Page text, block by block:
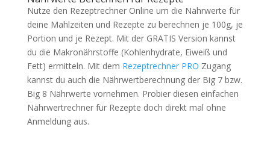
Nutze den Rezeptrechner Online um die Nährwerte für
deine Mahlzeiten und Rezepte zu berechnen je 100g, je
Portion und je Rezept. Mit der GRATIS Version kannst
du die Makronährstoffe (Kohlenhydrate, Eiweiß und
Fett) ermitteln. Mit dem Rezeptrechner PRO Zugang
kannst du auch die Nährwertberechnung der Big 7 bzw.
Big 8 Nährwerte vornehmen. Probier diesen einfachen
Nährwertrechner für Rezepte doch direkt mal ohne
Anmeldung aus.